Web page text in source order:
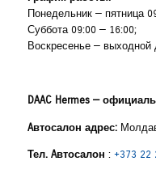
Понедельник — пятница
Суббота 09:00 — 16:00;
Воскресенье — выходной
DAAC Hermes —
Aвтосалон адрес:
Тел. Aвтосалон : +373 22